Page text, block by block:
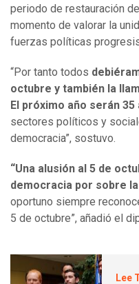
periodo de restauración
momento de valorar la
fuerzas políticas
“Por tanto todos
octubre y también la
El próximo año serán 35
sectores políticos y
democracia”, sostuvo.
“Una alusión al 5 de
democracia por sobre
oportuno siempre
5 de octubre”, añadió el
Lee